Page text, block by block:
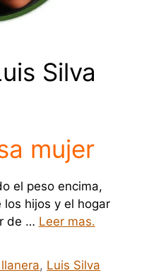
Silva
mujer
el peso encima,
hijos y el hogar
de … Leer mas.
, Luis Silva